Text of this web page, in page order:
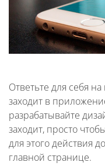
Ответьте для себя
заходит в
разрабатывайте
заходит, просто
для этого действия
главной странице.